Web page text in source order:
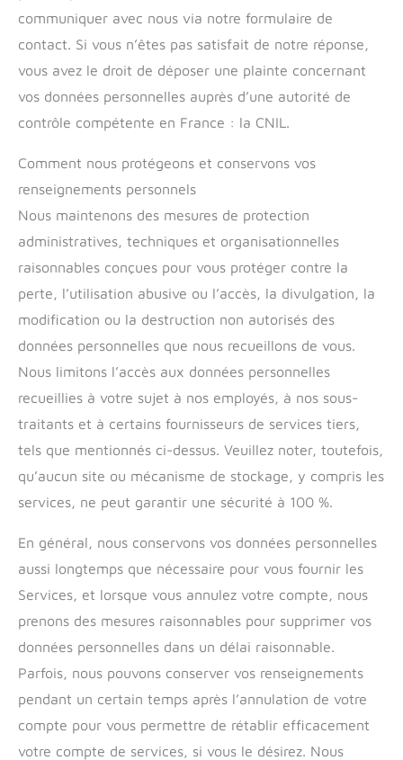
communiquer avec nous via notre formulaire de
contact. Si vous n’êtes pas satisfait de notre réponse,
vous avez le droit de déposer une plainte concernant
vos données personnelles auprès d’une autorité de
contrôle compétente en France : la CNIL.
Comment nous protégeons et conservons vos
renseignements personnels
Nous maintenons des mesures de protection
administratives, techniques et organisationnelles
raisonnables conçues pour vous protéger contre la
perte, l’utilisation abusive ou l’accès, la divulgation, la
modification ou la destruction non autorisés des
données personnelles que nous recueillons de vous.
Nous limitons l’accès aux données personnelles
recueillies à votre sujet à nos employés, à nos sous-
traitants et à certains fournisseurs de services tiers,
tels que mentionnés ci-dessus. Veuillez noter, toutefois,
qu’aucun site ou mécanisme de stockage, y compris les
services, ne peut garantir une sécurité à 100 %.
En général, nous conservons vos données personnelles
aussi longtemps que nécessaire pour vous fournir les
Services, et lorsque vous annulez votre compte, nous
prenons des mesures raisonnables pour supprimer vos
données personnelles dans un délai raisonnable.
Parfois, nous pouvons conserver vos renseignements
pendant un certain temps après l’annulation de votre
compte pour vous permettre de rétablir efficacement
votre compte de services, si vous le désirez. Nous